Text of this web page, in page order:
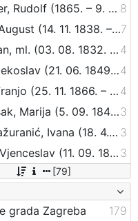
Mosinger, Rudolf (1865. – 9. 10. 1918.) 8
Šenoa, August (14. 11. 1838. – 13. 12. 1881.)7
Zajc, Ivan, ml. (03. 08. 1832. – 16. 12. 1914.) 4
Klaić, Vjekoslav (21. 06. 1849. – 01. 07. 1928.)4
Bučar, Franjo (25. 11. 1866. – 26. 12. 1946.) 4
Jambrišak, Marija (5. 09. 1847 – 23. 01. 1937)3
Brlić-Mažuranić, Ivana (18. 4. 1874. – 21. 9. 1938.) 3
Novak, Vjenceslav (11. 09. 1859 – 20. 09. 1905) 3
[79]
grada Zagreba
179